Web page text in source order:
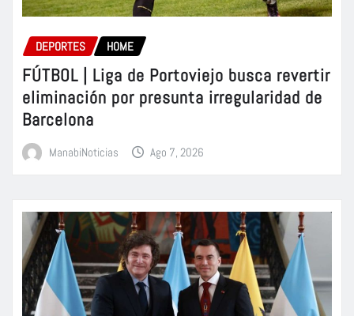
DEPORTES HOME
FÚTBOL | Liga de Portoviejo busca revertir
eliminación por presunta irregularidad de
Barcelona
ManabiNoticias Ago 7, 2026